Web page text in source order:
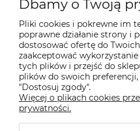
fax. 61-
Dbamy o Twoją
Pliki cookies i pokrewne im
poprawne działanie strony i
dostosować ofertę do
zaakceptować
tych plików i przejść do
plików do swoich
"Dostosuj zgody".
Więcej o plikach cookies
prywatności.